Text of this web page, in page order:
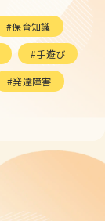
保育知識
手遊び
発達障害